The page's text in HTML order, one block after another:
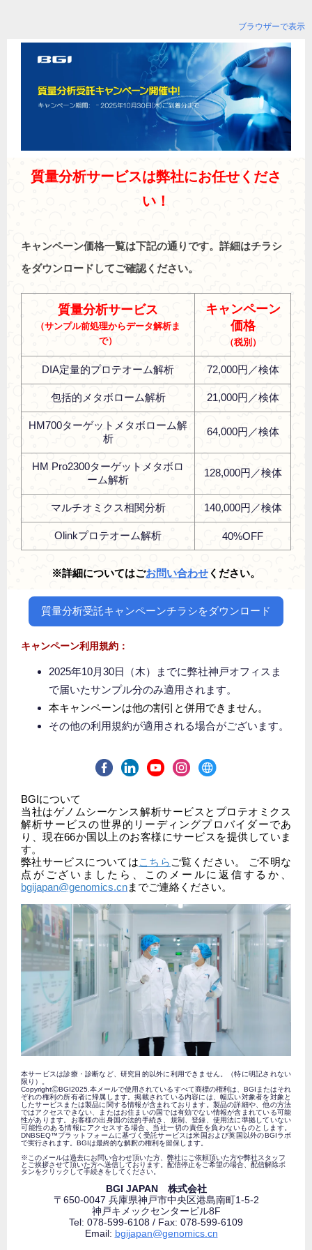
ブラウザーで表示
質量分析サービスは弊社にお任せくださ
い！
キャンペーン価格一覧は下記の通りです。詳細はチラシ
をダウンロードしてご確認ください。
質量分析サービス
（サンプル前処理からデータ解析ま
で）
キャンペーン
価格
（税別）
DIA定量的プロテオーム解析 72,000円／検体
包括的メタボローム解析 21,000円／検体
HM700ターゲットメタボローム解
析
64,000円／検体
HM Pro2300ターゲットメタボロ
ーム解析
128,000円／検体
マルチオミクス相関分析 140,000円／検体
Olinkプロテオーム解析 40%OFF
※詳細についてはごお問い合わせ ください。
質量分析受託キャンペーンチラシをダウンロード
キャンペーン利用規約：
2025年10月30日（木）までに弊社神戸オフィスま
で届いたサンプル分のみ適用されます。
本キャンペーンは他の割引と併用できません。
その他の利用規約が適用される場合がございます。
BGIについて
当社はゲノムシーケンス解析サービスとプロテオミクス
解析サービスの世界的リーディングプロバイダーであ
り、現在66か国以上のお客様にサービスを提供していま
す。
弊社サービスについてはこちら ご覧ください。 ご不明な
点がございましたら、このメールに返信するか、
bgijapan@genomics.cnまでご連絡ください。
本サービスは診療・診断など、研究目的以外に利用できません。（特に明記されない
限り）。
CopyrightⒸBGI2025.本メールで使用されているすべて商標の権利は、BGIまたはそれ
ぞれの権利の所有者に帰属します。掲載されている内容には、幅広い対象者を対象と
したサービスまたは製品に関する情報が含まれております。 製品の詳細や、他の方法
ではアクセスできない、またはお住まいの国では有効でない情報が含まれている可能
性があります。
お客様の出身国の法的手続き、規制、登録、使用法に準拠していない
可能性のある情報にアクセスする場合、 当社一切の責任を負わないものとします。
DNBSEQ™プラットフォームに基づく受託サービスは米国および英国以外のBGIラボ
で実行されます。BGIは最終的な解釈の権利を留保します。
※このメールは過去にお問い合わせ頂いた方、弊社にご依頼頂いた方や弊社スタッフ
とご挨拶させて頂いた方へ送信しております。配信停止をご希望の場合、配信解除ボ
タンをクリックして手続きをしてください。
BGI JAPAN 株式会社
〒650-0047 兵庫県神戸市中央区港島南町1-5-2
神戸キメックセンタービル8F
Tel: 078-599-6108 / Fax: 078-599-6109
Email: bgijapan@genomics.cn